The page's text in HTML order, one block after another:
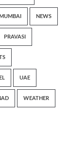
MUMBAI NEWS
PRAVASI
UAE
WEATHER